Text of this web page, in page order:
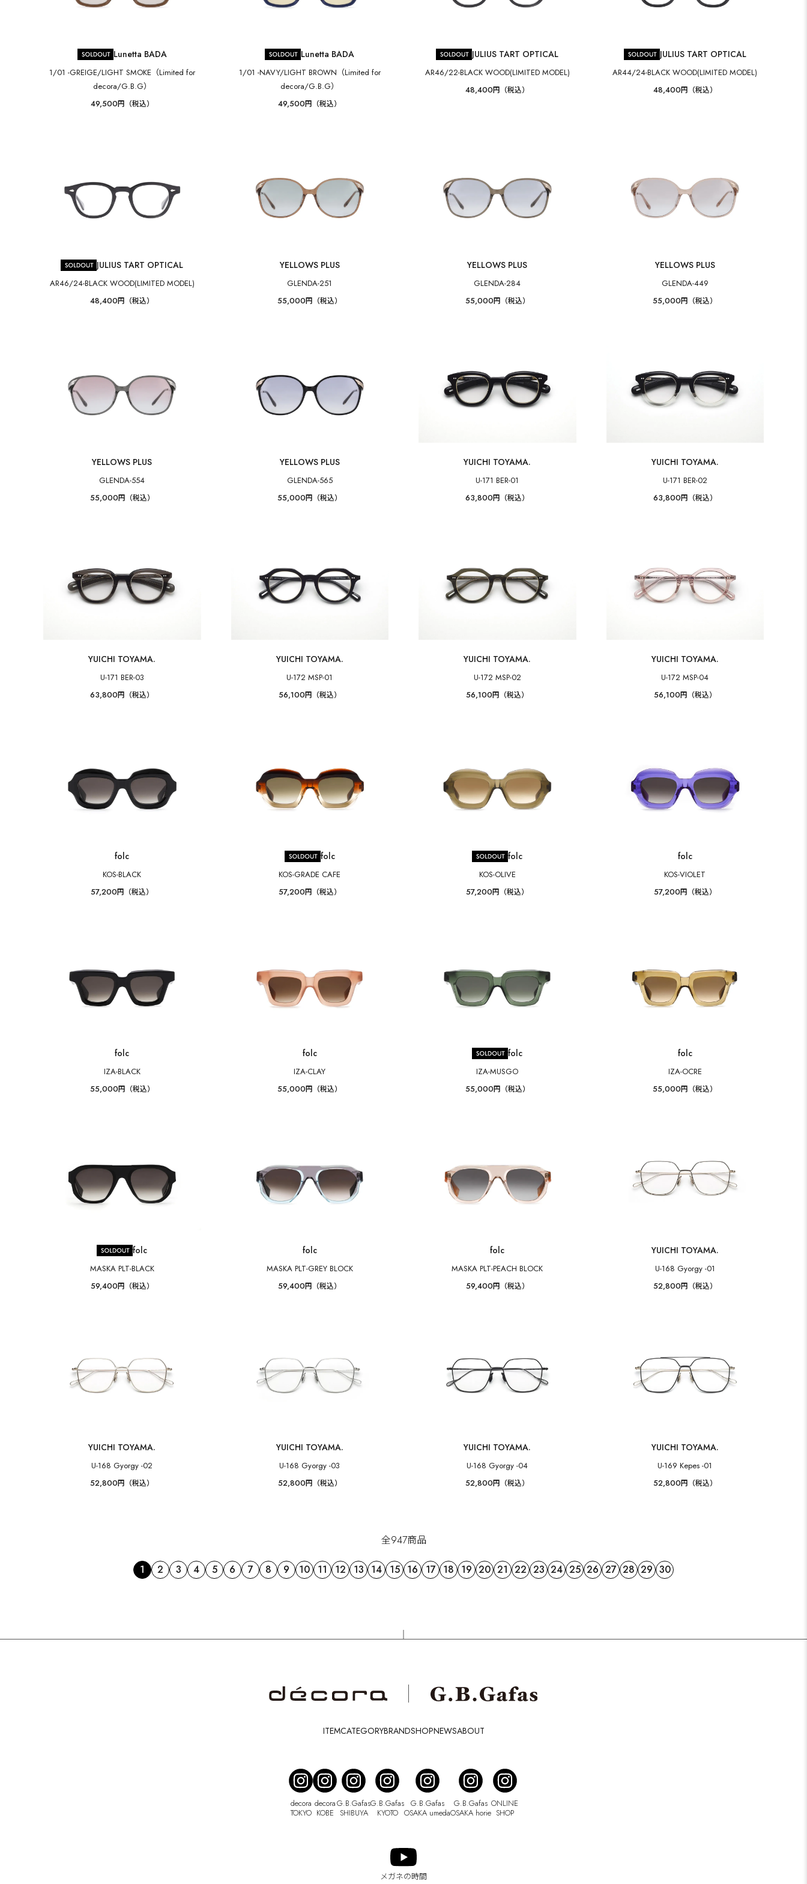
Lunetta BADA
1/01 -GREIGE/LIGHT SMOKE（Limited for
decora/G.B.G）
49,500円（税込）
Lunetta BADA
1/01 -NAVY/LIGHT BROWN（Limited for
decora/G.B.G）
49,500円（税込）
JULIUS TART OPTICAL
AR46/22-BLACK WOOD(LIMITED MODEL)
48,400円（税込）
JULIUS TART OPTICAL
AR44/24-BLACK WOOD(LIMITED MODEL)
48,400円（税込）
JULIUS TART OPTICAL
AR46/24-BLACK WOOD(LIMITED MODEL)
48,400円（税込）
YELLOWS PLUS
GLENDA-251
55,000円（税込）
YELLOWS PLUS
GLENDA-284
55,000円（税込）
YELLOWS PLUS
GLENDA-449
55,000円（税込）
YELLOWS PLUS
GLENDA-554
55,000円（税込）
YELLOWS PLUS
GLENDA-565
55,000円（税込）
YUICHI TOYAMA.
U-171 BER-01
63,800円（税込）
YUICHI TOYAMA.
U-171 BER-02
63,800円（税込）
YUICHI TOYAMA.
U-171 BER-03
63,800円（税込）
YUICHI TOYAMA.
U-172 MSP-01
56,100円（税込）
YUICHI TOYAMA.
U-172 MSP-02
56,100円（税込）
YUICHI TOYAMA.
U-172 MSP-04
56,100円（税込）
folc
KOS-BLACK
57,200円（税込）
folc
KOS-GRADE CAFE
57,200円（税込）
folc
KOS-OLIVE
57,200円（税込）
folc
KOS-VIOLET
57,200円（税込）
folc
IZA-BLACK
55,000円（税込）
folc
IZA-CLAY
55,000円（税込）
folc
IZA-MUSGO
55,000円（税込）
folc
IZA-OCRE
55,000円（税込）
folc
MASKA PLT-BLACK
59,400円（税込）
folc
MASKA PLT-GREY BLOCK
59,400円（税込）
folc
MASKA PLT-PEACH BLOCK
59,400円（税込）
YUICHI TOYAMA.
U-168 Gyorgy -01
52,800円（税込）
YUICHI TOYAMA.
U-168 Gyorgy -02
52,800円（税込）
YUICHI TOYAMA.
U-168 Gyorgy -03
52,800円（税込）
YUICHI TOYAMA.
U-168 Gyorgy -04
52,800円（税込）
YUICHI TOYAMA.
U-169 Kepes -01
52,800円（税込）
全947商品
1 2 3 4 5 6 7 8 9 10 11 12 13 14 15 16 17 18 19 20 21 22 23 24 25 26 27 28 29 30
ITEMCATEGORYBRANDSHOPNEWSABOUT
decora
TOKYO
decora
KOBE
G.B.Gafas
SHIBUYA
G.B.Gafas
KYOTO
G.B.Gafas
OSAKA umeda
G.B.Gafas
OSAKA horie
ONLINE
SHOP
メガネの時間